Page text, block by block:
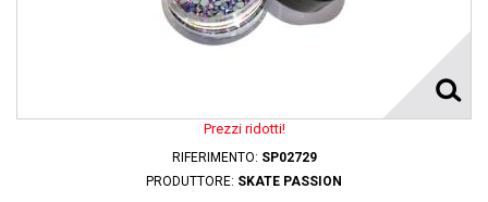
Prezzi ridotti!
RIFERIMENTO: SP02729
PRODUTTORE: SKATE PASSION